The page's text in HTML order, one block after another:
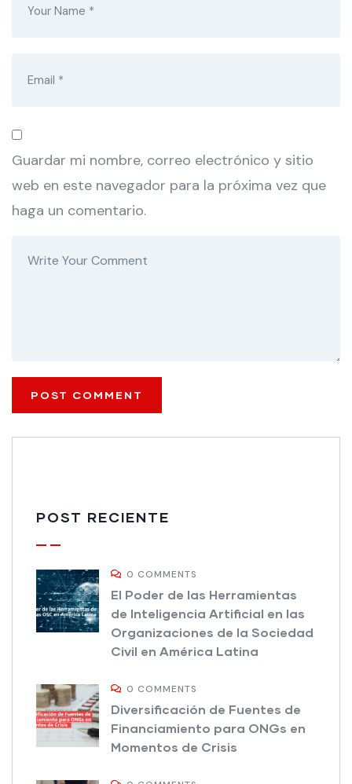
Guardar mi nombre, correo electrónico y sitio
web en este navegador para la próxima vez que
haga un comentario.
POST RECIENTE
0 COMMENTS
El Poder de las Herramientas
de Inteligencia Artificial en las
Organizaciones de la Sociedad
Civil en América Latina
0 COMMENTS
Diversificación de Fuentes de
Financiamiento para ONGs en
Momentos de Crisis